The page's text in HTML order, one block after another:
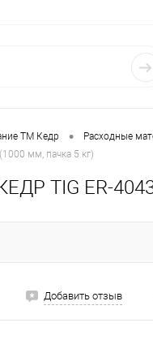
ТМ Кедр • Расходные
мм, пачка 5 кг)
TIG ER-
Добавить отзыв